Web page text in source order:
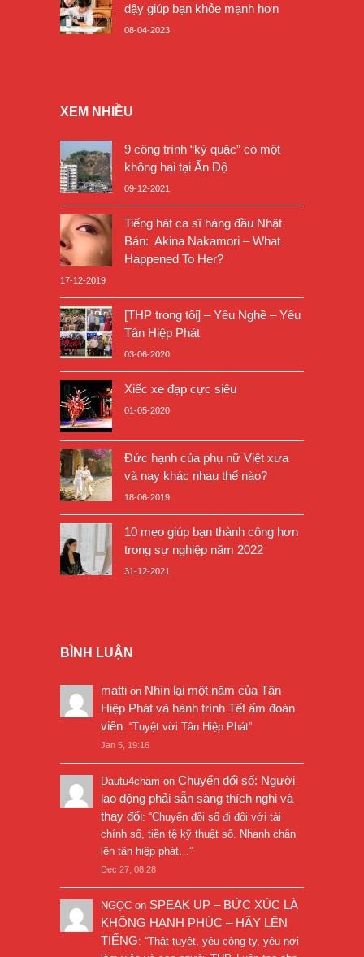
dậy giúp bạn khỏe mạnh hơn
08-04-2023
XEM NHIỀU
9 công trình “kỳ quặc” có một
không hai tại Ấn Độ
09-12-2021
Tiếng hát ca sĩ hàng đầu Nhật
Bản: Akina Nakamori – What
Happened To Her?
17-12-2019
[THP trong tôi] – Yêu Nghề – Yêu
Tân Hiệp Phát
03-06-2020
Xiếc xe đạp cực siêu
01-05-2020
Đức hạnh của phụ nữ Việt xưa
và nay khác nhau thế nào?
18-06-2019
10 mẹo giúp bạn thành công hơn
trong sự nghiệp năm 2022
31-12-2021
BÌNH LUẬN
matti on Nhìn lại một năm của Tân
Hiệp Phát và hành trình Tết ấm đoàn
viên: “Tuyệt vời Tân Hiệp Phát”
Jan 5, 19:16
Dautu4cham on Chuyển đổi số: Người
lao động phải sẵn sàng thích nghi và
thay đổi: “Chuyển đổi số đi đôi với tài
chính số, tiền tệ kỹ thuật số. Nhanh chân
lên tân hiệp phát… ”
Dec 27, 08:28
NGỌC on SPEAK UP – BỨC XÚC LÀ
KHÔNG HẠNH PHÚC – HÃY LÊN
TIẾNG: “Thật tuyệt, yêu công ty, yêu nơi